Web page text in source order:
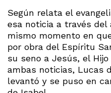
Según relata el
esa noticia a través del
mismo momento en
por obra del Espíritu
su seno a Jesús, el Hijo
ambas noticias, Lucas
levantó y se puso en